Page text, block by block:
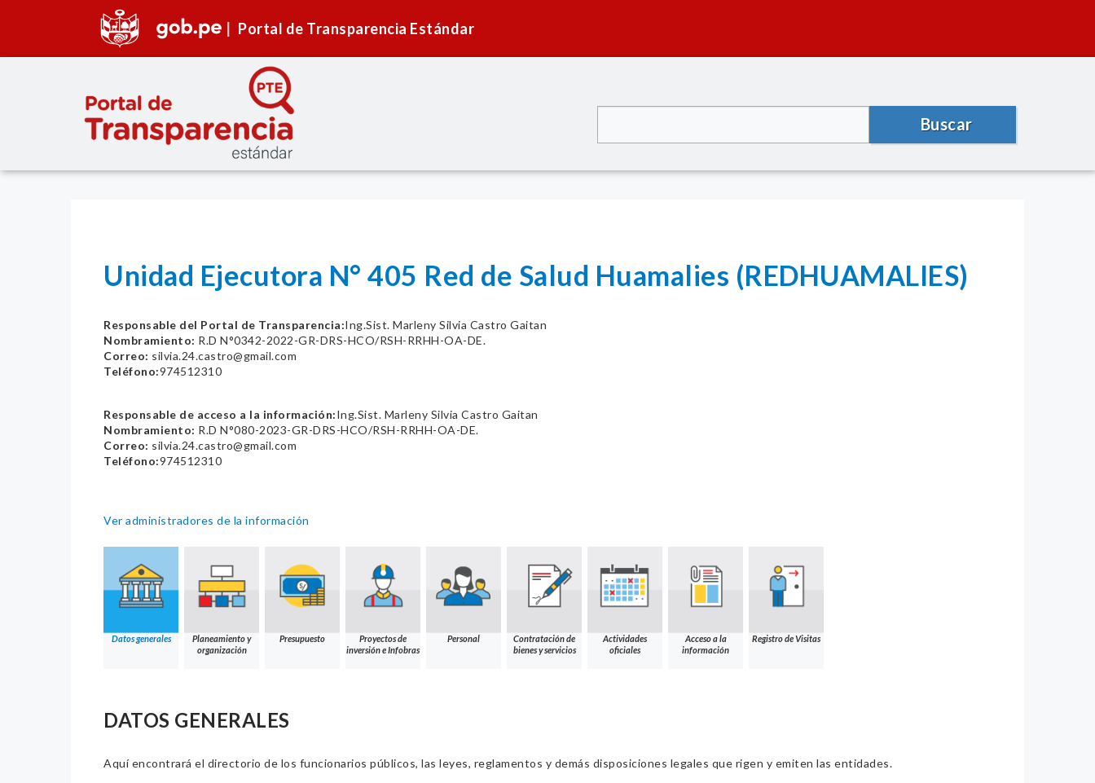
Portal de Transparencia Estándar
Buscar
Unidad Ejecutora N° 405 Red de Salud Huamalies (REDHUAMALIES)
Responsable del Portal de Transparencia:Ing.Sist. Marleny Silvia Castro Gaitan
Nombramiento: R.D N°0342-2022-GR-DRS-HCO/RSH-RRHH-OA-DE.
Correo: silvia.24.castro@gmail.com
Teléfono:974512310
Responsable de acceso a la información:Ing.Sist. Marleny Silvia Castro Gaitan
Nombramiento: R.D N°080-2023-GR-DRS-HCO/RSH-RRHH-OA-DE.
Correo: silvia.24.castro@gmail.com
Teléfono:974512310
Ver administradores de la información
Datos generales
Planeamiento y
organización
Presupuesto
Proyectos de
inversión e Infobras
Personal
Contratación de
bienes y servicios
Actividades
oficiales
Acceso a la
información
Registro de Visitas
DATOS GENERALES
Aquí encontrará el directorio de los funcionarios públicos, las leyes, reglamentos y demás disposiciones legales que rigen y emiten las entidades.